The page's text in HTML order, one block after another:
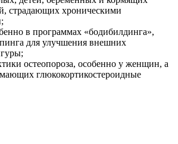
страдающих хроническими
в программах «бодибилдинга»,
для улучшения внешних
остеопороза, особенно у женщин, а
глюкокортикостероидные